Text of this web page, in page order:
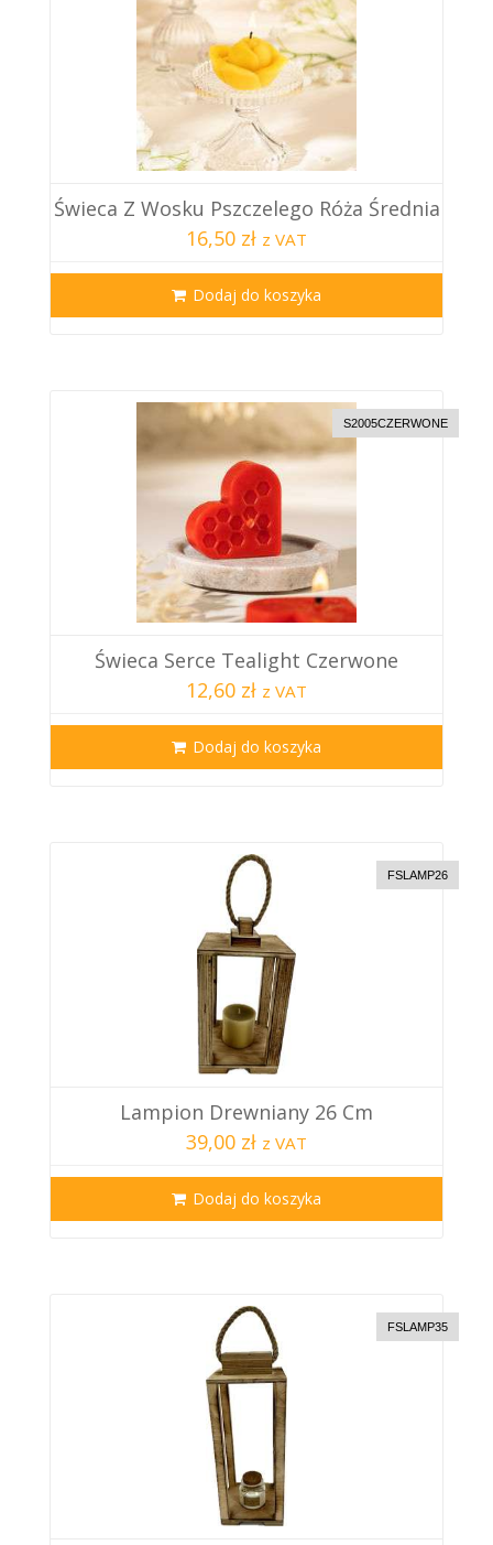
Świeca Z Wosku Pszczelego Róża Średnia
16,50 zł z VAT
Dodaj do koszyka
S2005CZERWONE
Świeca Serce Tealight Czerwone
12,60 zł z VAT
Dodaj do koszyka
FSLAMP26
Lampion Drewniany 26 Cm
39,00 zł z VAT
Dodaj do koszyka
FSLAMP35